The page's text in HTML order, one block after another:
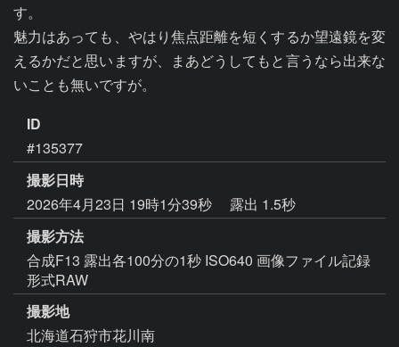
す。
魅力はあっても、やはり焦点距離を短くするか望遠鏡を変
えるかだと思いますが、まあどうしてもと言うなら出来な
ID
#135377
撮影日時
2026年4月23日 19時1分39秒
露出 1.5秒
撮影方法
合成F13 露出各100分の1秒 ISO640 画像ファイル記録
形式RAW
撮影地
北海道石狩市花川南